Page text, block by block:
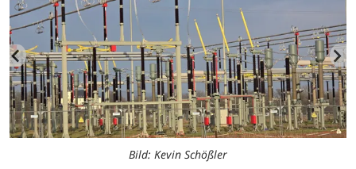
Bild: Kevin Schößler